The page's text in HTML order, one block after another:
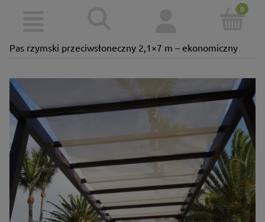
Pas rzymski przeciwsłoneczny 2,1×7 m – ekonomiczny